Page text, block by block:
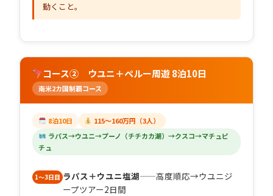
動くこと。
コース② ウユニ＋ペルー周遊 8泊10日
南米2カ国制覇コース
8泊10日
115〜160万円（3人）
ラパス→ウユニ→プーノ（チチカカ湖）→クスコ→マチュピ
チュ
1〜3日目 ラパス＋ウユニ塩湖——高度順応→ウユニジ
ープツアー2日間